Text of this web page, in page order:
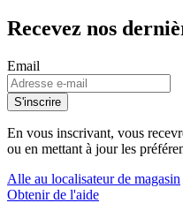
Recevez nos
Email
S'inscrire
En vous inscrivant, vous
ou en mettant à jour les
Alle au localisateur de magasin
Obtenir de l'aide